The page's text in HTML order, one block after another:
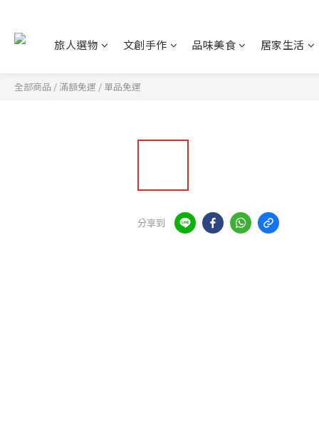
旅人選物 文創手作 品味美食 居家生活
全部商品 / 滿額免運 / 單品免運
分享到